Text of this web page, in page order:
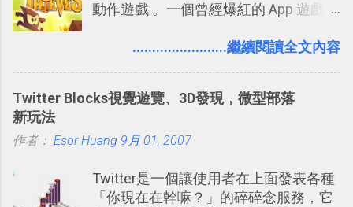
之前我在電腦玩物分享過：「 不需買印
方便教學 」。這篇文章則從印照片出
動作遊戲 。一個曾經爆紅的 App 遊戲開
次推出另外一個足以撼動市場，並且有
是另外一款非常知名系列作「 Cut the
ZeptoLab ，在玩了幾個割繩子變形後，
品：「 King of Thieves 」，這是一款
玩法與眾不同的 PVP 偷竊對戰遊戲 。
........................繼續閱讀全文內容
Twitter Blocks視覺遊覽、3D發現，微型部落
新玩法
作者： Esor Huang 9月 01, 2007
Twitter是一個讓使用者在上面發表各種
「你現在在幹嘛？」的碎碎念服務，它